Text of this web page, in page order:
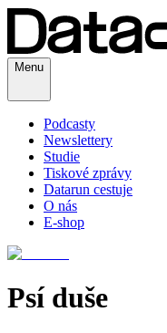
Menu
Podcasty
Newslettery
Studie
Tiskové zprávy
Datarun cestuje
O nás
E-shop
Psí duše